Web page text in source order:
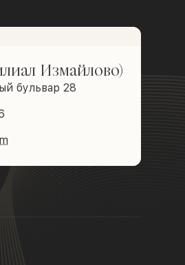
Измайлово)
бульвар 28